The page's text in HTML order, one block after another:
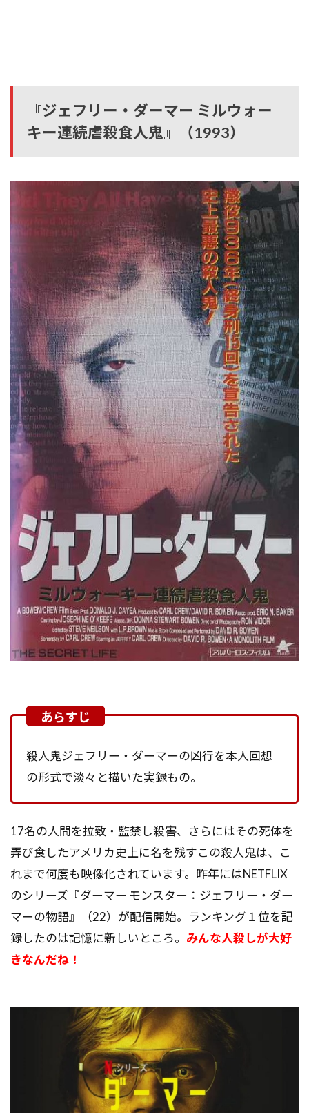
『ジェフリー・ダーマー ミルウォー
キー連続虐殺食人鬼』（1993）
殺人鬼ジェフリー・ダーマーの凶行を本人回想
の形式で淡々と描いた実録もの。
17名の人間を拉致・監禁し殺害、さらにはその死体を
弄び食したアメリカ史上に名を残すこの殺人鬼は、こ
れまで何度も映像化されています。昨年にはNETFLIX
のシリーズ『ダーマー モンスター：ジェフリー・ダー
マーの物語』（22）が配信開始。ランキング１位を記
録したのは記憶に新しいところ。 みんな人殺しが大好
きなんだね！